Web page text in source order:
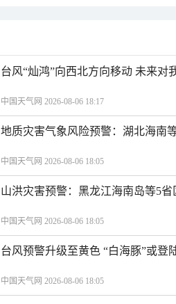
台风“灿鸿”向西北方向移动 未来对
中国天气网 2026-08-06 18:17
地质灾害气象风险预警：湖北海南
中国天气网 2026-08-06 18:05
山洪灾害预警：黑龙江海南岛等5
中国天气网 2026-08-06 18:05
台风预警升级至黄色 “白海豚”或登
中国天气网 2026-08-06 18:05